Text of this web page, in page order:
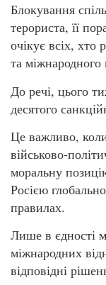
Блокування
терориста, її
очікує всіх, хто
та міжнародного
До речі, цього
десятого
Це важливо,
військово-
моральну
Росією
правилах.
Лише в єдності
міжнародних
відповідні